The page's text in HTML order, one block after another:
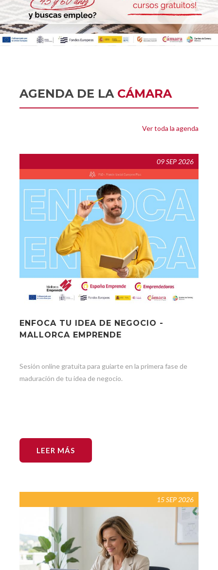
AGENDA DE LA CÁMARA
Ver toda la agenda
09 SEP 2026
ENFOCA TU IDEA DE NEGOCIO -
MALLORCA EMPRENDE
Sesión online gratuita para guiarte en la primera fase de
maduración de tu idea de negocio.
LEER MÁS
15 SEP 2026